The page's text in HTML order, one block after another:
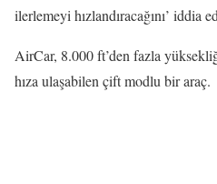
ilerlemeyi hızlandıracağını’ iddia
AirCar, 8.000 ft’den fazla
hıza ulaşabilen çift modlu bir araç.